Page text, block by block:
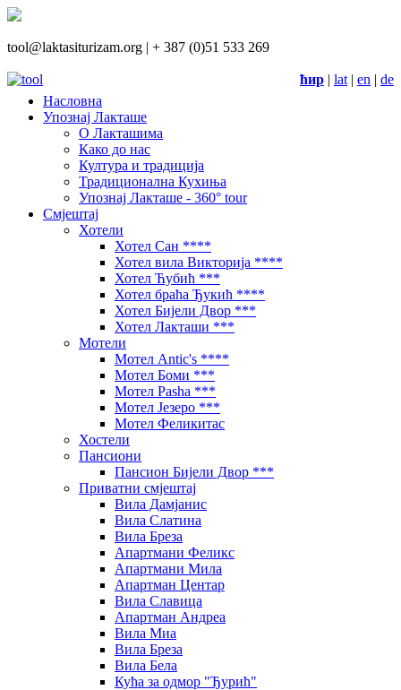
tool@laktasiturizam.org | + 387 (0)51 533 269
ћир | lat | en | de
Насловна
Упознај Лакташе
О Лакташима
Како до нас
Култура и традиција
Традиционална Кухиња
Упознај Лакташе - 360° tour
Смјештај
Хотели
Хотел Сан ****
Хотел вила Викторија ****
Хотел Ћубић ***
Хотел браћа Ђукић ****
Хотел Бијели Двор ***
Хотел Лакташи ***
Мотели
Мотел Antic's ****
Мотел Боми ***
Мотел Pasha ***
Мотел Језеро ***
Мотел Феликитас
Хостели
Пансиони
Пансион Бијели Двор ***
Приватни смјештај
Вила Дамјанис
Вила Слатина
Вила Бреза
Апартмани Феликс
Апартмани Мила
Апартман Центар
Вила Славица
Апартман Андреа
Вила Миа
Вила Бреза
Вила Бела
Кућа за одмор "Ђурић"